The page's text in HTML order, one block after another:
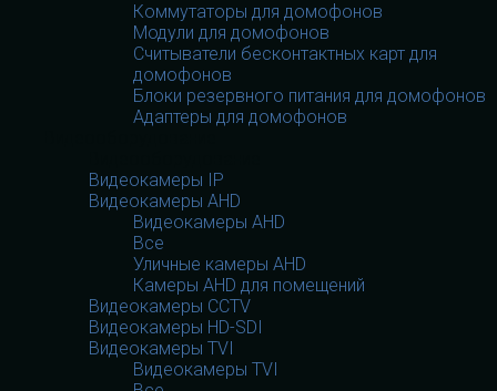
Коммутаторы для домофонов
Модули для домофонов
Считыватели бесконтактных карт для
домофонов
Блоки резервного питания для домофонов
Адаптеры для домофонов
Видеокамеры IP
Видеокамеры AHD
Видеокамеры AHD
Все
Уличные камеры AHD
Камеры AHD для помещений
Видеокамеры CCTV
Видеокамеры HD-SDI
Видеокамеры TVI
Видеокамеры TVI